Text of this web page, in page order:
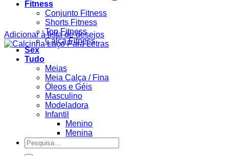
Fitness
Conjunto Fitness
Shorts Fitness
Top Fitness
Calça Fitness
Sex
Tudo
Meias
Meia Calça / Fina
Óleos e Géis
Masculino
Modeladora
Infantil
Menino
Menina
Pesquisar
por:
Adicionar à lista de desejos